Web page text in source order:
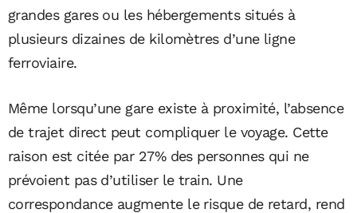
grandes gares ou les hébergements situés à
plusieurs dizaines de kilomètres d’une ligne
ferroviaire.
Même lorsqu’une gare existe à proximité, l’absence
de trajet direct peut compliquer le voyage. Cette
raison est citée par 27% des personnes qui ne
prévoient pas d’utiliser le train. Une
correspondance augmente le risque de retard, rend